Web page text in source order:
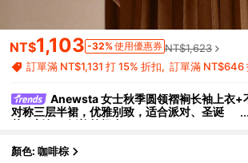
NT$1,103 -32%使用優惠券 NT$1,623
訂單滿 NT$1,131 打 15% 折扣 訂單滿 NT$646
Anewsta 女士秋季圆领褶裥长袖上衣+
对称三层半裙，优雅别致，适合派对、圣诞
节、新年、婚礼等场合。
顏色: 咖啡棕